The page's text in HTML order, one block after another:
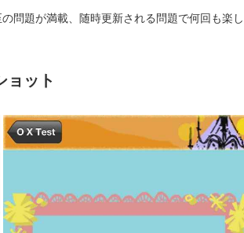
問題が満載、随時更新される問題で何回も楽し
ョット